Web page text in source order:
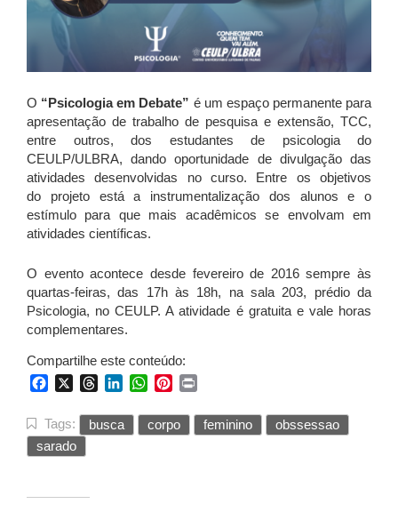
O “Psicologia em Debate” é um espaço permanente para
apresentação de trabalho de pesquisa e extensão, TCC,
entre outros, dos estudantes de psicologia do
CEULP/ULBRA, dando oportunidade de divulgação das
atividades desenvolvidas no curso. Entre os objetivos
do projeto está a instrumentalização dos alunos e o
estímulo para que mais acadêmicos se envolvam em
atividades científicas.
O evento acontece desde fevereiro de 2016 sempre às
quartas-feiras, das 17h às 18h, na sala 203, prédio da
Psicologia, no CEULP. A atividade é gratuita e vale horas
complementares.
Compartilhe este conteúdo:
FacebookThreadsLinkedInWhatsApp
Pinterest
Tags: busca corpo feminino
obssessao
sarado